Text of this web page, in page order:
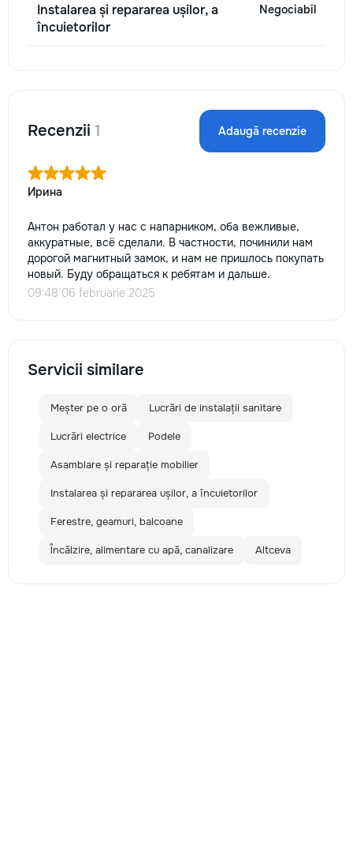
Instalarea și repararea ușilor, a
încuietorilor
Negociabil
Recenzii 1 Adaugă recenzie
Ирина
Антон работал у нас с напарником, оба вежливые,
аккуратные, всё сделали. В частности, починили нам
дорогой магнитный замок, и нам не пришлось покупать
новый. Буду обращаться к ребятам и дальше.
09:48 06 februarie 2025
Servicii similare
Meșter pe o oră Lucrări de instalații sanitare
Lucrări electrice Podele
Asamblare și reparație mobilier
Instalarea și repararea ușilor, a încuietorilor
Ferestre, geamuri, balcoane
Încălzire, alimentare cu apă, canalizare Altceva